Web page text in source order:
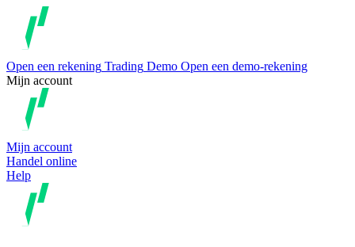
Open een rekening Trading Demo Open een demo-rekening
Mijn account
Mijn account
Handel online
Help